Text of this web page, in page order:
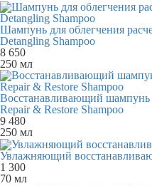
Шампунь для облегчения
Detangling Shampoo
8 650
250 мл
Восстанавливающий шампунь
Repair & Restore Shampoo
9 480
250 мл
Увлажняющий
1 300
70 мл